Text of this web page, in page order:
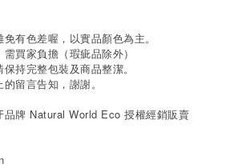
有色差喔，以實品顏色為主。
買家負擔（瑕疵品除外）
持完整包裝及商品整潔。
留言告知，謝謝。
品牌 Natural World Eco 授權經銷販賣